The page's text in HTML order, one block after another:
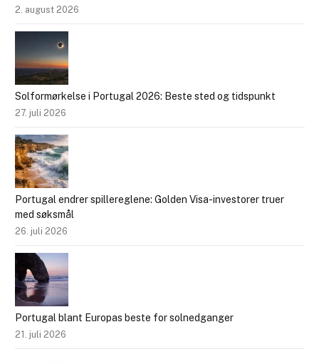
2. august 2026
Solformørkelse i Portugal 2026: Beste sted og tidspunkt
27. juli 2026
Portugal endrer spillereglene: Golden Visa-investorer truer
med søksmål
26. juli 2026
Portugal blant Europas beste for solnedganger
21. juli 2026